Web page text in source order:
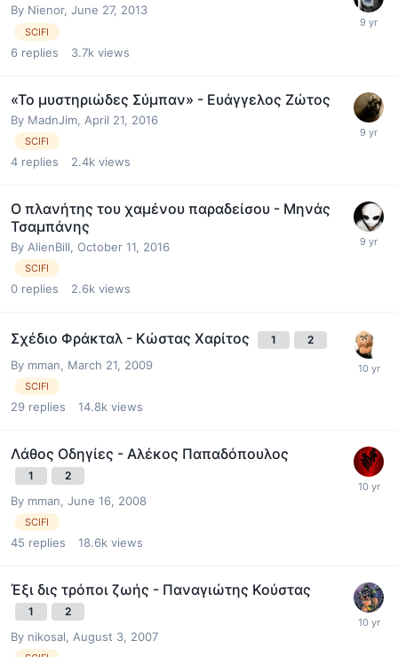
By Nienor, June 27, 2013
SCIFI
6 replies 3.7k views
«Το μυστηριώδες Σύμπαν» - Ευάγγελος Ζώτος
By MadnJim, April 21, 2016
SCIFI
4 replies 2.4k views
Ο πλανήτης του χαμένου παραδείσου - Μηνάς
Τσαμπάνης
By AlienBill, October 11, 2016
SCIFI
0 replies 2.6k views
Σχέδιο Φράκταλ - Κώστας Χαρίτος 1 2
By mman, March 21, 2009
SCIFI
29 replies 14.8k views
Λάθος Οδηγίες - Αλέκος Παπαδόπουλος
1 2
By mman, June 16, 2008
SCIFI
45 replies 18.6k views
Έξι δις τρόποι ζωής - Παναγιώτης Κούστας
1 2
By nikosal, August 3, 2007